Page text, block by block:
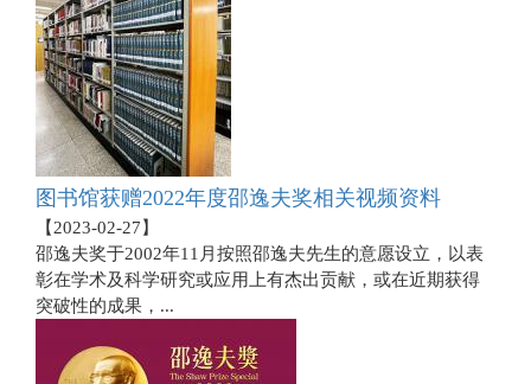
图书馆获赠2022年度邵逸夫奖相关视频资料
【 2023-02-27 】
邵逸夫奖于2002年11月按照邵逸夫先生的意愿设立，以表
彰在学术及科学研究或应用上有杰出贡献，或在近期获得
突破性的成果，...